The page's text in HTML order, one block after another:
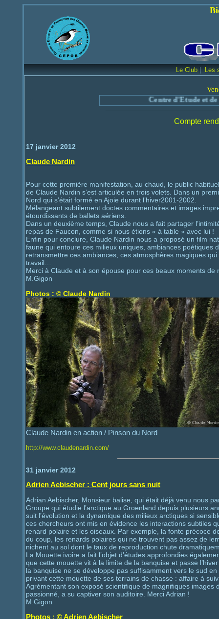
Bienvenue sur
Le Club | Les
Centre d'Etude et de
Compte
17 janvier 2012
Claude Nardin
Pour cette première manifestation, au chaud, le public
de Claude Nardin s’est articulée en trois volets. Dans un
Nord qui s’était formé en Ajoie durant l’hiver2001-2002.
Mélangeant subtilement doctes commentaires et images
étourdissants de ballets aériens.
Dans un deuxième temps, Claude nous a fait partager
repas de Faucon, comme si nous étions « à table » avec lui !
Enfin pour conclure, Claude Nardin nous a proposé un film
faune qui entoure ces milieux uniques, ambiances
retransmettre ces ambiances, ces atmosphères magiques
travail…
Merci à Claude et à son épouse pour ces beaux moments de
M.Gigon
Photos : © Claude Nardin
Claude Nardin en action / Pinson du Nord
http://www.claudenardin.com/
31 janvier 2012
Adrien Aebischer : Cent jours sans nuit
Adrian Aebischer, Monsieur balise, qui était déjà venu nous
Groupe qui étudie l’arctique au Groenland depuis plusieurs
suit l’évolution et la dynamique des milieux arctiques si
ces chercheurs ont mis en évidence les interactions subtiles
renard polaire et les oiseaux. Par exemple, la fonte précoce
du coup, les renards polaires qui ne trouvent pas assez de
nichent au sol dont le taux de reproduction chute
La Mouette ivoire a fait l’objet d’études approfondies
que cette mouette vit à la limite de la banquise et passe
la banquise ne se développe pas suffisamment vers le sud
privant cette mouette de ses terrains de chasse : affaire à
Agrémentant son exposé scientifique de magnifiques images
passionné, a su captiver son auditoire. Merci Adrian !
M.Gigon
Photos : © Adrien Aebischer